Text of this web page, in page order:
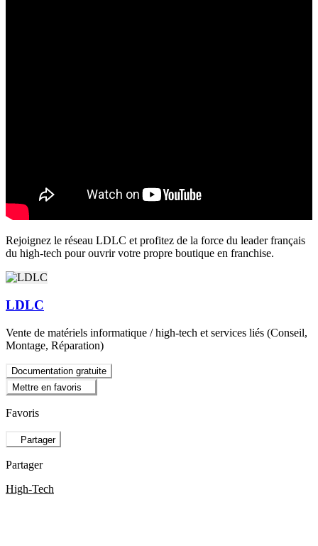
Rejoignez le réseau LDLC et profitez de la force du leader français
du high-tech pour ouvrir votre propre boutique en franchise.
LDLC
Vente de matériels informatique / high-tech et services liés (Conseil,
Montage, Réparation)
Documentation gratuite
Mettre en favoris
Favoris
Partager
Partager
High-Tech